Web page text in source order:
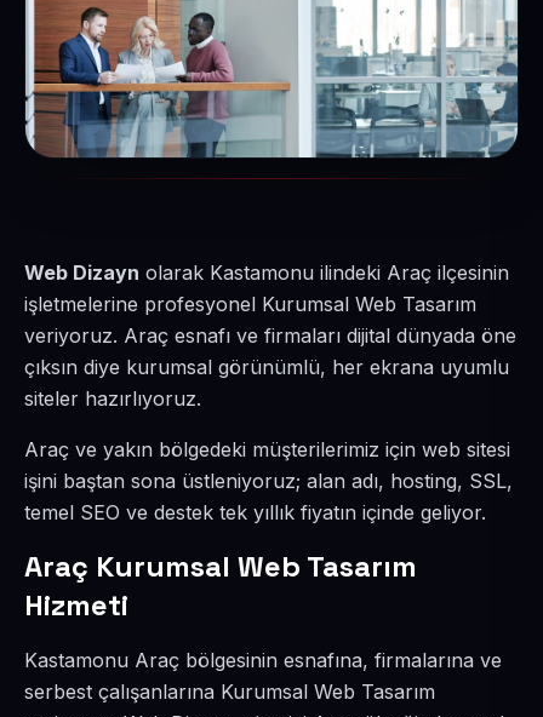
Web Dizayn olarak Kastamonu ilindeki Araç ilçesinin
işletmelerine profesyonel Kurumsal Web Tasarım
veriyoruz. Araç esnafı ve firmaları dijital dünyada öne
çıksın diye kurumsal görünümlü, her ekrana uyumlu
siteler hazırlıyoruz.
Araç ve yakın bölgedeki müşterilerimiz için web sitesi
işini baştan sona üstleniyoruz; alan adı, hosting, SSL,
temel SEO ve destek tek yıllık fiyatın içinde geliyor.
Araç Kurumsal Web Tasarım
Hizmeti
Kastamonu Araç bölgesinin esnafına, firmalarına ve
serbest çalışanlarına Kurumsal Web Tasarım